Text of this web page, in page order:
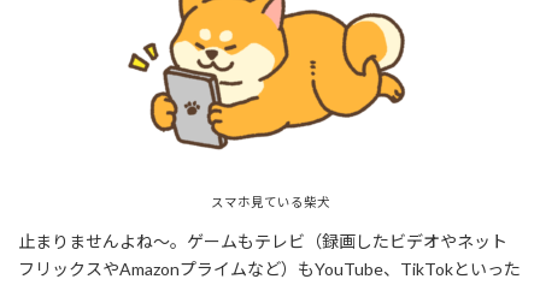
:
スマホ見ている柴犬
止まりませんよね～。ゲームもテレビ（録画したビデオやネット
フリックスやAmazonプライムなど）もYouTube、TikTokといった